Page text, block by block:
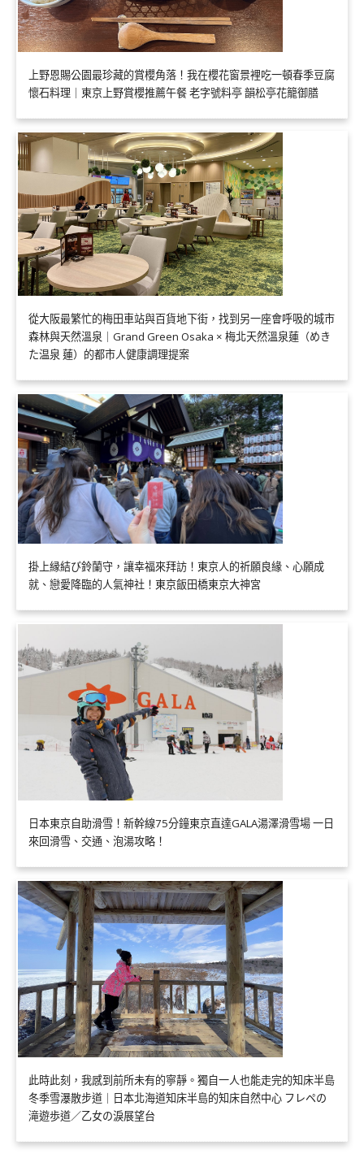
上野恩賜公園最珍藏的賞櫻角落！我在櫻花窗景裡吃一頓春季豆腐
懷石料理｜東京上野賞櫻推薦午餐 老字號料亭 韻松亭花籠御膳
從大阪最繁忙的梅田車站與百貨地下街，找到另一座會呼吸的城市
森林與天然溫泉｜Grand Green Osaka × 梅北天然溫泉蓮（めき
た温泉 蓮）的都市人健康調理提案
掛上縁結び鈴蘭守，讓幸福來拜訪！東京人的祈願良緣、心願成
就、戀愛降臨的人氣神社！東京飯田橋東京大神宮
日本東京自助滑雪！新幹線75分鐘東京直達GALA湯澤滑雪場 一日
來回滑雪、交通、泡湯攻略！
此時此刻，我感到前所未有的寧靜。獨自一人也能走完的知床半島
冬季雪瀑散步道｜日本北海道知床半島的知床自然中心 フレペの
滝遊歩道／乙女の淚展望台